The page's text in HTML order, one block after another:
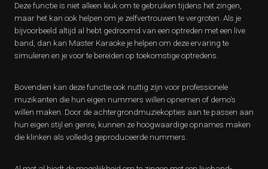
Deze functie is niet alleen leuk om te gebruiken tijdens het zingen,
maar het kan ook helpen om je zelfvertrouwen te vergroten. Als je
bijvoorbeeld altijd al hebt gedroomd van een optreden met een live
band, dan kan Master Karaoke je helpen om deze ervaring te
simuleren en je voor te bereiden op toekomstige optredens.
Bovendien kan deze functie ook nuttig zijn voor professionele
muzikanten die hun eigen nummers willen opnemen of demo’s
willen maken. Door de achtergrondmuziekopties aan te passen aan
hun eigen stijl en genre, kunnen ze hoogwaardige opnames maken
die klinken als volledig geproduceerde nummers.